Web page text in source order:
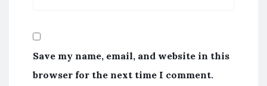
Save my name, email, and website in this
browser for the next time I comment.